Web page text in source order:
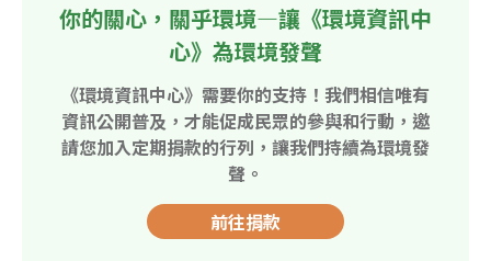
你的關心，關乎環境—讓《環境資訊中
心》為環境發聲
《環境資訊中心》需要你的支持！我們相信唯有
資訊公開普及，才能促成民眾的參與和行動，邀
請您加入定期捐款的行列，讓我們持續為環境發
聲。
前往捐款